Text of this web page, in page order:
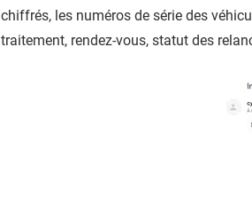
chiffrés, les numéros de série des
traitement, rendez-vous, statut des